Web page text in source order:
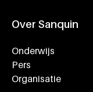
Over Sanquin
Onderwijs
Pers
Organisatie